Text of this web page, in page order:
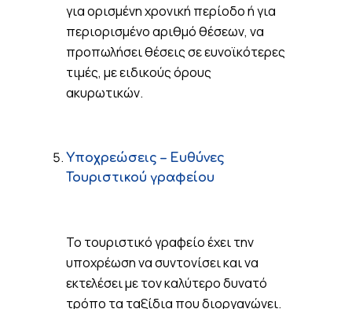
για ορισμένη χρονική περίοδο ή για
περιορισμένο αριθμό θέσεων, να
προπωλήσει θέσεις σε ευνοϊκότερες
τιμές, με ειδικούς όρους
ακυρωτικών.
Υποχρεώσεις – Ευθύνες
Τουριστικού γραφείου
Το τουριστικό γραφείο έχει την
υποχρέωση να συντονίσει και να
εκτελέσει με τον καλύτερο δυνατό
τρόπο τα ταξίδια που διοργανώνει.